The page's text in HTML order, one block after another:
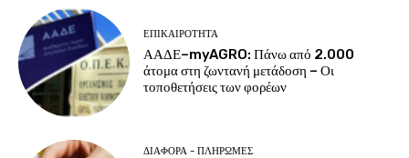
ΕΠΙΚΑΙΡΌΤΗΤΑ
ΑΑΔΕ–myAGRO: Πάνω από 2.000
άτομα στη ζωντανή μετάδοση – Οι
τοποθετήσεις των φορέων
ΔΙΆΦΟΡΑ - ΠΛΗΡΩΜΈΣ